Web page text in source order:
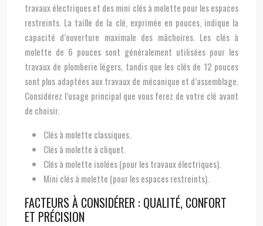
travaux électriques et des mini clés à molette pour les espaces
restreints. La taille de la clé, exprimée en pouces, indique la
capacité d’ouverture maximale des mâchoires. Les clés à
molette de 6 pouces sont généralement utilisées pour les
travaux de plomberie légers, tandis que les clés de 12 pouces
sont plus adaptées aux travaux de mécanique et d’assemblage.
Considérez l’usage principal que vous ferez de votre clé avant
de choisir.
Clés à molette classiques.
Clés à molette à cliquet.
Clés à molette isolées (pour les travaux électriques).
Mini clés à molette (pour les espaces restreints).
FACTEURS À CONSIDÉRER : QUALITÉ, CONFORT
ET PRÉCISION